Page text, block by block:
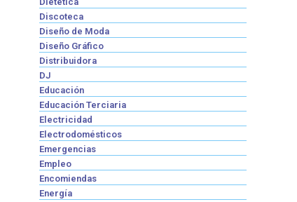
Discoteca
Diseño de Moda
Diseño Gráfico
Distribuidora
DJ
Educación
Educación Terciaria
Electricidad
Electrodomésticos
Emergencias
Empleo
Encomiendas
Energía